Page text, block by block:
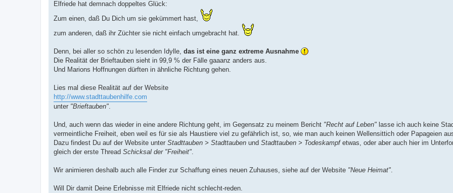
Elfriede hat demnach doppeltes Glück:
Zum einen, daß Du Dich um sie gekümmert hast,
zum anderen, daß ihr Züchter sie nicht einfach umgebracht hat.
Denn, bei aller so schön zu lesenden Idylle, das ist eine ganz extreme Ausnahme
Die Realität der Brieftauben sieht in 99,9 % der Fälle gaaanz anders aus.
Und Marions Hoffnungen dürften in ähnliche Richtung gehen.
Lies mal diese Realität auf der Website
http://www.stadttaubenhilfe.com
unter "Brieftauben".
Und, auch wenn das wieder in eine andere Richtung geht, im Gegensatz zu meinem Bericht "Recht auf Leben" lasse ich auch keine
vermeintliche Freiheit, eben weil es für sie als Haustiere viel zu gefährlich ist, so, wie man auch keinen Wellensittich oder Papageien
Dazu findest Du auf der Website unter Stadttauben > Stadttauben und Stadttauben > Todeskampfetwas, oder aber auch hier im
gleich der erste Thread Schicksal der "Freiheit".
Wir animieren deshalb auch alle Finder zur Schaffung eines neuen Zuhauses, siehe auf der Website "Neue Heimat".
Will Dir damit Deine Erlebnisse mit Elfriede nicht schlecht-reden.